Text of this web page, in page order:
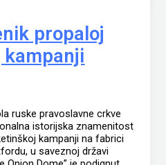
propaloj
ruske pravoslavne crkve
istorijska znamenitost
kampanji na fabrici
u saveznoj državi